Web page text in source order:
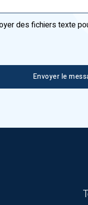
des fichiers texte
Envoyer le